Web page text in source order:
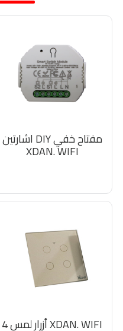
مفتاح خفي DIY اشارتين
XDAN. WIFI
XDAN. WIFI أزرار لمس 4